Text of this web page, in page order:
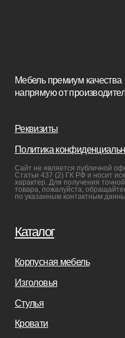
Покупателям
Мебель на заказ
Реализованные проекты
Реставрация
Бизнесу
Салонам
Связаться с нами
Заказать звонок
+7(812)245-65-88